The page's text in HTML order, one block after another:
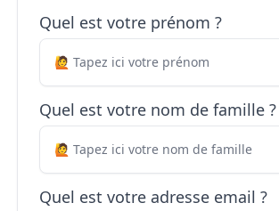
Quel est votre prénom ?
Quel est votre nom de famille ?
Quel est votre adresse email ?